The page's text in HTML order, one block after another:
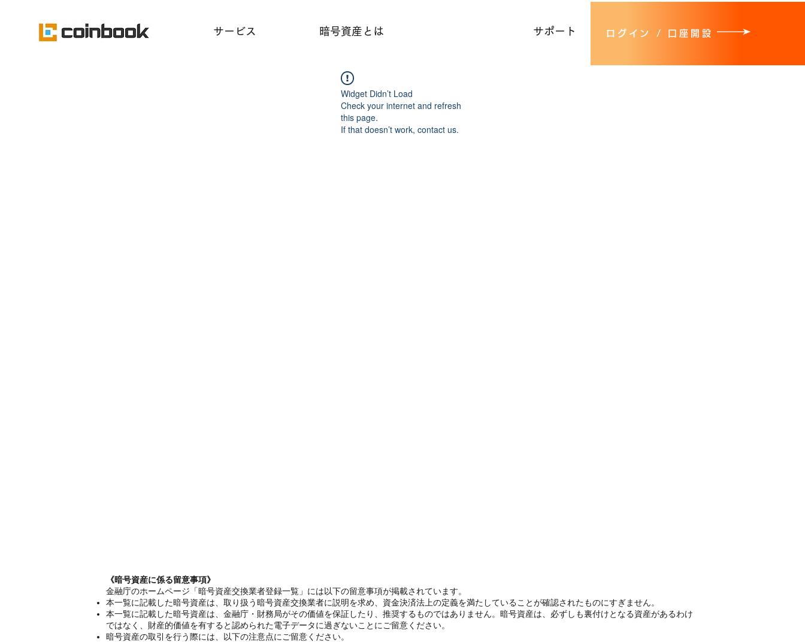
​サービス 暗号資産とは サポート ログイン / 口座開設
Widget Didn’t Load
Check your internet and refresh
this page.
If that doesn’t work, contact us.
《暗号資産に係る留意事項》
金融庁のホームページ「暗号資産交換業者登録一覧」には以下の留意事項が掲載されています。
本一覧に記載した暗号資産は、取り扱う暗号資産交換業者に説明を求め、資金決済法上の定義を満たしていることが確認されたものにすぎません。
本一覧に記載した暗号資産は、金融庁・財務局がその価値を保証したり、推奨するものではありません。暗号資産は、必ずしも裏付けとなる資産があるわけ
ではなく、財産的価値を有すると認められた電子データに過ぎないことにご留意ください。
暗号資産の取引を行う際には、以下の注意点にご留意ください。